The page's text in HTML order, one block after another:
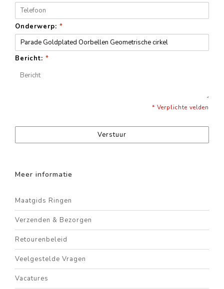
Onderwerp: *
Bericht: *
* Verplichte velden
Verstuur
Meer informatie
Maatgids Ringen
Verzenden & Bezorgen
Retourenbeleid
Veelgestelde Vragen
Vacatures